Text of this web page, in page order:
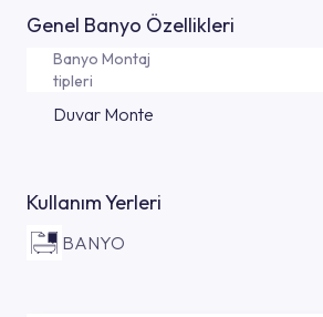
Genel Banyo Özellikleri
Banyo Montaj
tipleri
Duvar Monte
Kullanım Yerleri
BANYO